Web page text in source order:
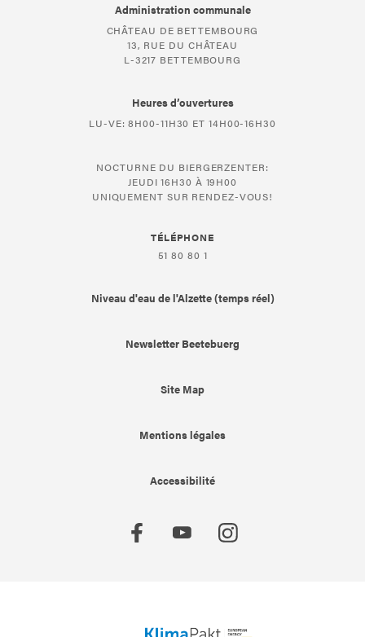
Administration communale
CHÂTEAU DE BETTEMBOURG
13, RUE DU CHÂTEAU
L-3217 BETTEMBOURG
Heures d’ouvertures
LU-VE: 8H00-11H30 ET 14H00-16H30
NOCTURNE DU BIERGERZENTER:
JEUDI 16H30 À 19H00
UNIQUEMENT SUR RENDEZ-VOUS!
TÉLÉPHONE
51 80 80 1
Niveau d'eau de l'Alzette (temps réel)
Newsletter Beetebuerg
Site Map
Mentions légales
Accessibilité